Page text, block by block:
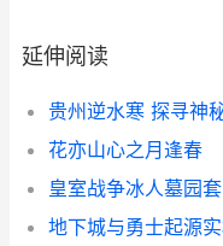
延伸阅读
花亦山心之月逢春
皇室战争冰人墓园套